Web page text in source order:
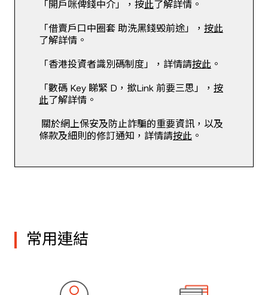
「開戶咪俾錢中介」，按此 了解詳情。
「借賣戶口中圈套 助洗黑錢毁前途」， 按此
了解詳情。
「香港投資者識別碼制度」，詳情請按此 。
「數碼 Key 睇緊 D，撳Link 前要三思」， 按
此 了解詳情。
關於網上保安及防止詐騙的重要資訊，以及
條款及細則的修訂通知，詳情請按此 。
常用連結